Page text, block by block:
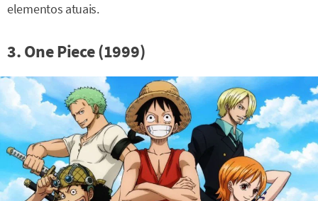
elementos atuais.
3. One Piece (1999)